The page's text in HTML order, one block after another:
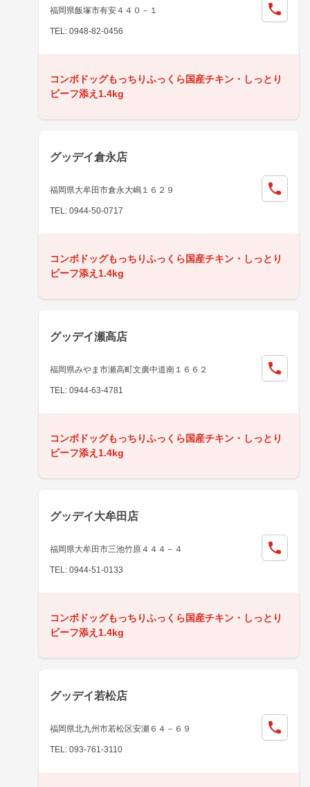
福岡県飯塚市有安４４０－１
TEL: 0948-82-0456
コンボドッグもっちりふっくら国産チキン・しっとり
ビーフ添え1.4kg
グッデイ倉永店
福岡県大牟田市倉永大嶋１６２９
TEL: 0944-50-0717
コンボドッグもっちりふっくら国産チキン・しっとり
ビーフ添え1.4kg
グッデイ瀬高店
福岡県みやま市瀬高町文廣中道南１６６２
TEL: 0944-63-4781
コンボドッグもっちりふっくら国産チキン・しっとり
ビーフ添え1.4kg
グッデイ大牟田店
福岡県大牟田市三池竹原４４４－４
TEL: 0944-51-0133
コンボドッグもっちりふっくら国産チキン・しっとり
ビーフ添え1.4kg
グッデイ若松店
福岡県北九州市若松区安瀬６４－６９
TEL: 093-761-3110